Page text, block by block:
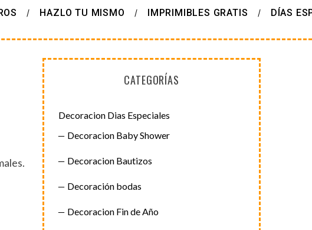
HAZLO TU MISMO IMPRIMIBLES GRATIS DÍAS
CATEGORÍAS
Decoracion Dias Especiales
Decoracion Baby Shower
Decoracion Bautizos
Decoración bodas
Decoracion Fin de Año